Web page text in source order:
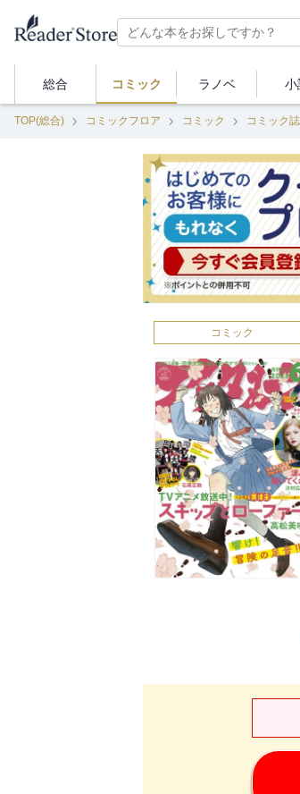
総合 コミック ラノベ 小
TOP(総合) コミックフロア コミック コミック誌
コミック